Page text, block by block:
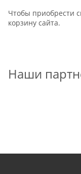
Чтобы приобрести
корзину сайта.
Наши